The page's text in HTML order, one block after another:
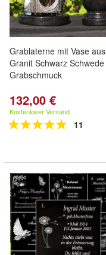
Grablaterne mit Vase aus
Granit Schwarz Schwede
Grabschmuck
132,00 €
Kostenloser Versand
11